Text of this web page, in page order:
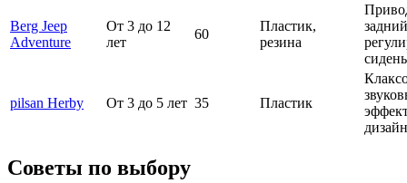
Berg Jeep
Adventure
От 3 до 12
лет
60
Пластик,
резина
pilsan Herby От 3 до 5 лет 35 Пластик
дизайн
Советы по выбору